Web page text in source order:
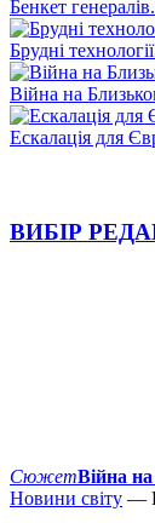
Бенкет
Брудні
Війна на
Ескалація для
ВИБІР
СюжетВійна
Новини світу —